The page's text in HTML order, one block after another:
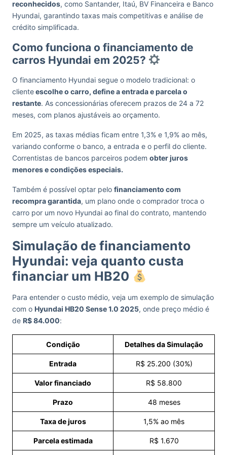
reconhecidos, como Santander, Itaú, BV Financeira e Banco
Hyundai, garantindo taxas mais competitivas e análise de
crédito simplificada.
Como funciona o financiamento de
carros Hyundai em 2025?
O financiamento Hyundai segue o modelo tradicional: o
clienteescolhe o carro, define a entrada e parcela o
restante. As concessionárias oferecem prazos de 24 a 72
meses, com planos ajustáveis ao orçamento.
Em 2025, as taxas médias ficam entre 1,3% e 1,9% ao mês,
variando conforme o banco, a entrada e o perfil do cliente.
Correntistas de bancos parceiros podem obter juros
menores e condições especiais.
Também é possível optar pelo financiamento com
recompra garantida, um plano onde o comprador troca o
carro por um novo Hyundai ao final do contrato, mantendo
sempre um veículo atualizado.
Simulação de financiamento
Hyundai: veja quanto custa
financiar um HB20
Para entender o custo médio, veja um exemplo de simulação
com o Hyundai HB20 Sense 1.0 2025, onde preço médio é
de R$ 84.000:
Condição Detalhes da Simulação
Entrada R$ 25.200 (30%)
Valor financiado R$ 58.800
Prazo 48 meses
Taxa de juros 1,5% ao mês
Parcela estimada R$ 1.670